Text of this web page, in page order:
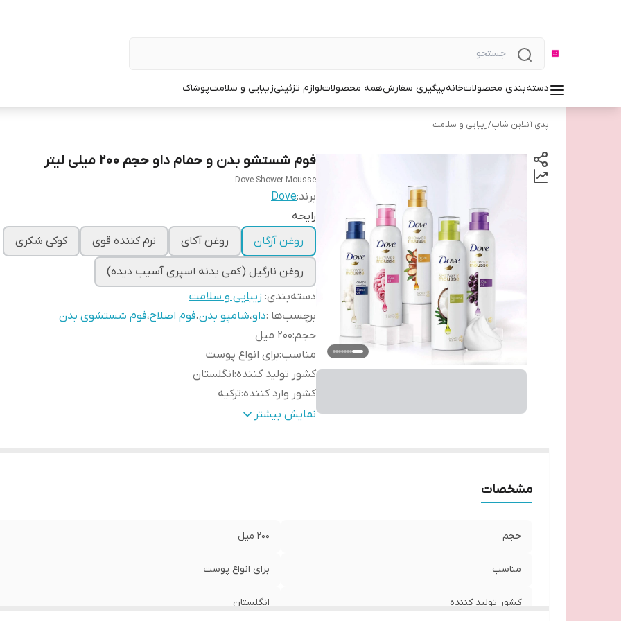
دسته‌بندی محصولاتخانهپیگیری سفارشهمه محصولاتلوازم تزئینیزیبایی و سلامتپوشاک
پدی آنلاین شاپ/زیبایی و سلامت
فوم شستشو بدن و حمام داو حجم 200 میلی لیتر
Dove Shower Mousse
برند:Dove
رایحه
روغن آرگان
روغن آکای نرم کننده قوی کوکی شکری
روغن نارگیل (کمی بدنه اسپری آسیب دیده)
دسته‌بندی: زیبایی و سلامت
برچسب‌ها :داو،شامپو بدن،فوم اصلاح،فوم شستشوی بدن
حجم:200 میل
مناسب:برای انواع پوست
کشور تولید کننده:انگلستان
کشور وارد کننده:ترکیه
رایحه: متنوع
نمایش بیشتر
مشخصات
حجم 200 میل
مناسب برای انواع پوست
کشور تولید کننده انگلستان